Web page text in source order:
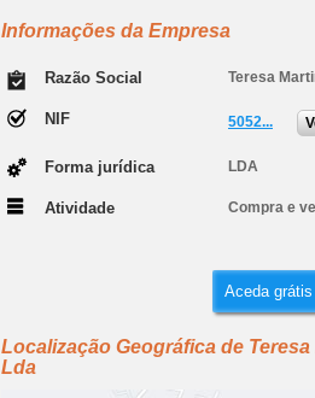
Informações da Empresa
Razão Social Teresa
NIF 5052...
Forma jurídica LDA
Atividade Compra e
Aceda
Localização Geográfica de
Lda